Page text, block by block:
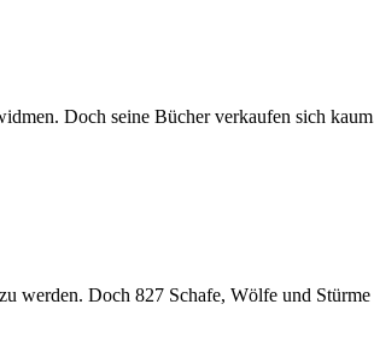
Doch seine Bücher verkaufen sich
werden. Doch 827 Schafe, Wölfe und